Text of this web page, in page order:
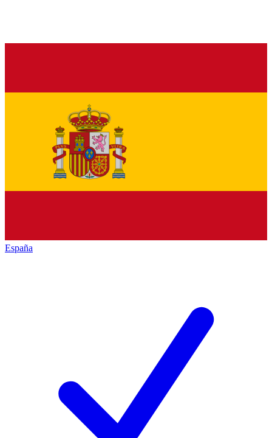
España